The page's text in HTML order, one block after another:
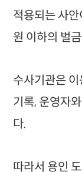
적용되는 사
원 이하의 벌
수사기관은
기록, 운영자
다.
따라서 용인